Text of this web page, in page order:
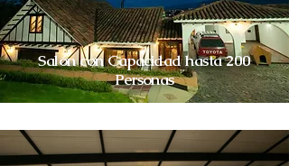
Salón con Capacidad hasta 200
Personas